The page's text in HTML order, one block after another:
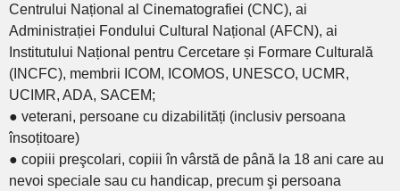
Centrului Național al Cinematografiei (CNC), ai
Administrației Fondului Cultural Național (AFCN), ai
Institutului Național pentru Cercetare și Formare Culturală
(INCFC), membrii ICOM, ICOMOS, UNESCO, UCMR,
UCIMR, ADA, SACEM;
● veterani, persoane cu dizabilități (inclusiv persoana
însoțitoare)
● copiii preşcolari, copiii în vârstă de până la 18 ani care au
nevoi speciale sau cu handicap, precum şi persoana